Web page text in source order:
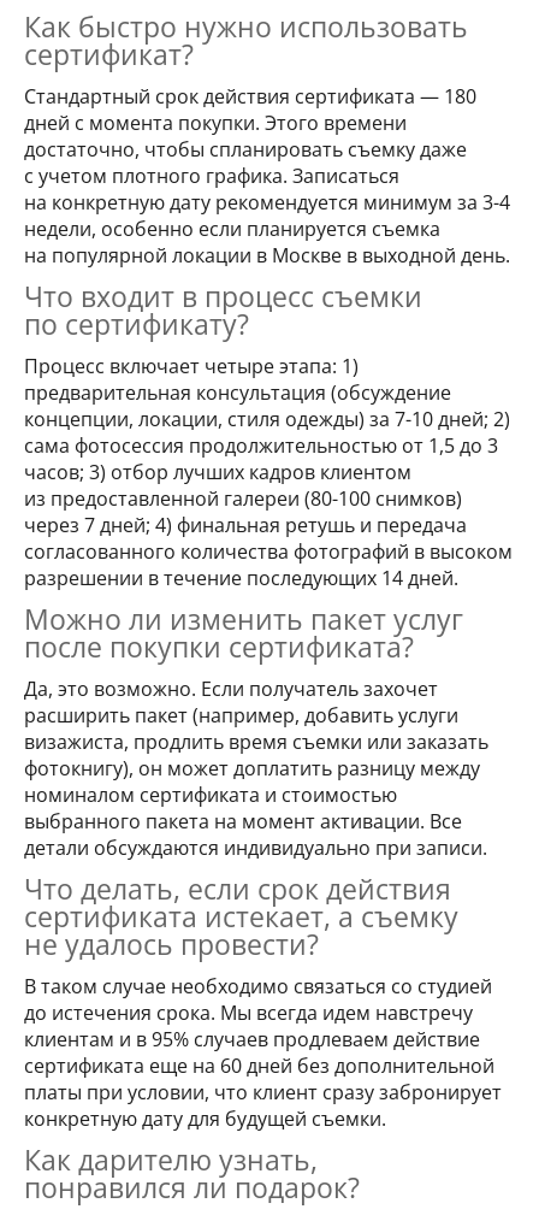
Как быстро нужно использовать
сертификат?
Стандартный срок действия сертификата — 180
дней с момента покупки. Этого времени
достаточно, чтобы спланировать съемку даже
с учетом плотного графика. Записаться
на конкретную дату рекомендуется минимум за 3-4
недели, особенно если планируется съемка
на популярной локации в Москве в выходной день.
Что входит в процесс съемки
по сертификату?
Процесс включает четыре этапа: 1)
предварительная консультация (обсуждение
концепции, локации, стиля одежды) за 7-10 дней; 2)
сама фотосессия продолжительностью от 1,5 до 3
часов; 3) отбор лучших кадров клиентом
из предоставленной галереи (80-100 снимков)
через 7 дней; 4) финальная ретушь и передача
согласованного количества фотографий в высоком
разрешении в течение последующих 14 дней.
Можно ли изменить пакет услуг
после покупки сертификата?
Да, это возможно. Если получатель захочет
расширить пакет (например, добавить услуги
визажиста, продлить время съемки или заказать
фотокнигу), он может доплатить разницу между
номиналом сертификата и стоимостью
выбранного пакета на момент активации. Все
детали обсуждаются индивидуально при записи.
Что делать, если срок действия
сертификата истекает, а съемку
не удалось провести?
В таком случае необходимо связаться со студией
до истечения срока. Мы всегда идем навстречу
клиентам и в 95% случаев продлеваем действие
сертификата еще на 60 дней без дополнительной
платы при условии, что клиент сразу забронирует
конкретную дату для будущей съемки.
Как дарителю узнать,
понравился ли подарок?